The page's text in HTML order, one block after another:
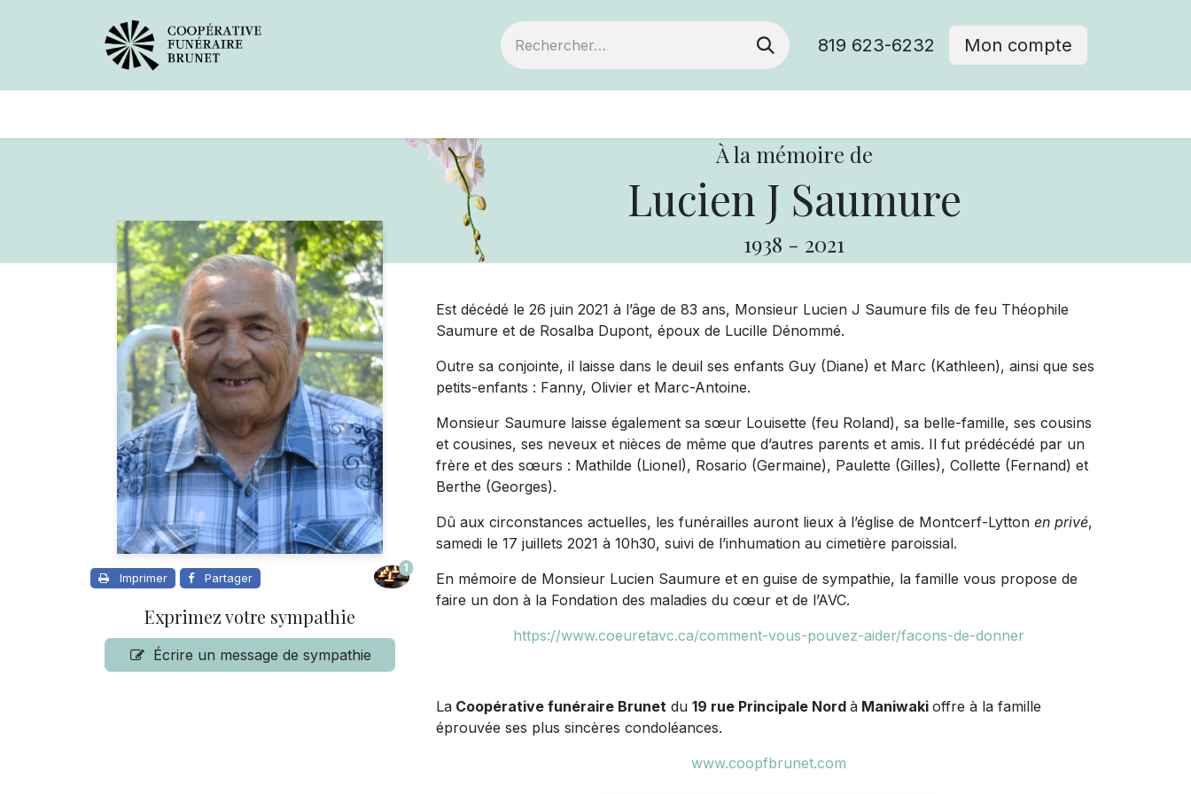
819 623-6232 Mon compte
À la mémoire de
Lucien J Saumure
1938 - 2021
Imprimer Partager
1
Exprimez votre sympathie
Écrire un message de sympathie
Est décédé le 26 juin 2021 à l’âge de 83 ans, Monsieur Lucien J Saumure fils de feu Théophile
Saumure et de Rosalba Dupont, époux de Lucille Dénommé.
Outre sa conjointe, il laisse dans le deuil ses enfants Guy (Diane) et Marc (Kathleen), ainsi que ses
petits-enfants : Fanny, Olivier et Marc-Antoine.
Monsieur Saumure laisse également sa sœur Louisette (feu Roland), sa belle-famille, ses cousins
et cousines, ses neveux et nièces de même que d’autres parents et amis. Il fut prédécédé par un
frère et des sœurs : Mathilde (Lionel), Rosario (Germaine), Paulette (Gilles), Collette (Fernand) et
Berthe (Georges).
Dû aux circonstances actuelles, les funérailles auront lieux à l’église de Montcerf-Lytton en privé,
samedi le 17 juillets 2021 à 10h30, suivi de l’inhumation au cimetière paroissial.
En mémoire de Monsieur Lucien Saumure et en guise de sympathie, la famille vous propose de
faire un don à la Fondation des maladies du cœur et de l’AVC.
https://www.coeuretavc.ca/comment-vous-pouvez-aider/facons-de-donner
La Coopérative funéraire Brunet du 19 rue Principale Nord à Maniwaki offre à la famille
éprouvée ses plus sincères condoléances.
www.coopfbrunet.com